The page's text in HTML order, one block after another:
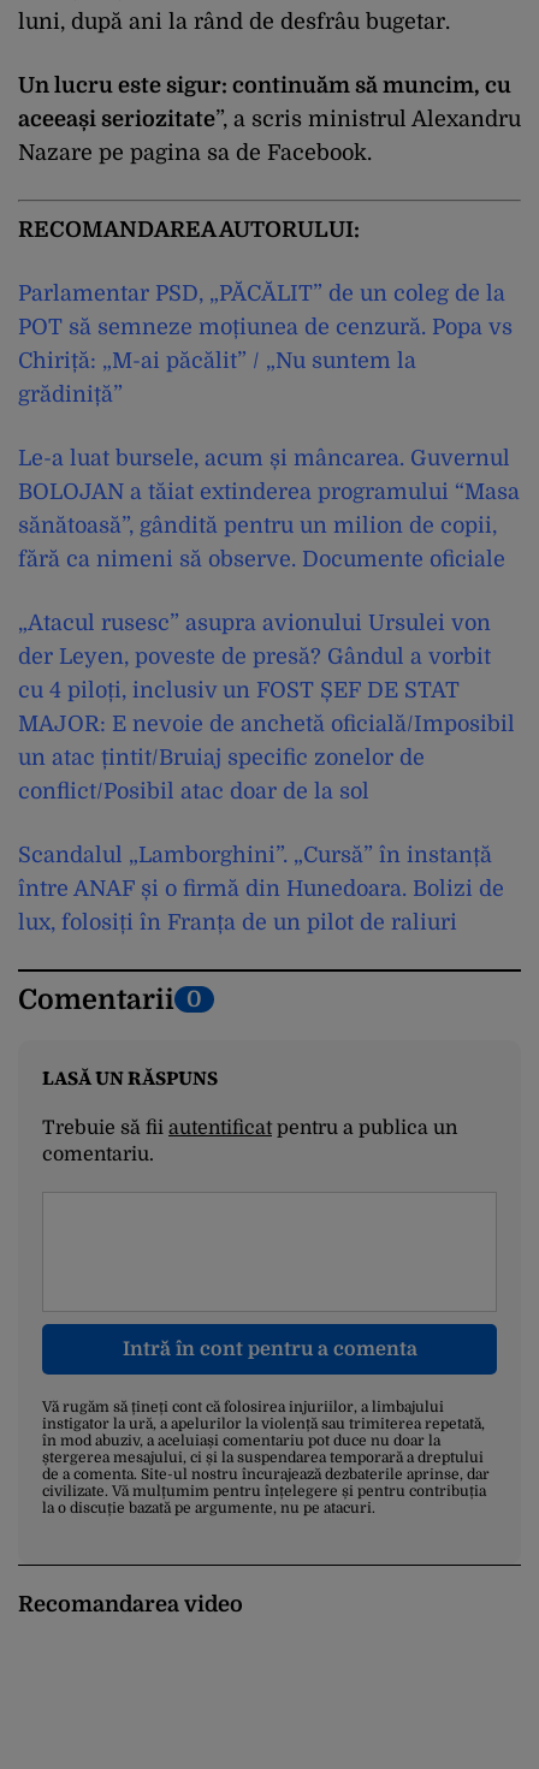
luni, după ani la rând de desfrâu bugetar.
Un lucru este sigur: continuăm să muncim, cu
aceeași seriozitate”, a scris ministrul Alexandru
Nazare pe pagina sa de Facebook.
RECOMANDAREA AUTORULUI:
Parlamentar PSD, „PĂCĂLIT” de un coleg de la
POT să semneze moțiunea de cenzură. Popa vs
Chiriță: „M-ai păcălit” / „Nu suntem la
grădiniță”
Le-a luat bursele, acum și mâncarea. Guvernul
BOLOJAN a tăiat extinderea programului “Masa
sănătoasă”, gândită pentru un milion de copii,
fără ca nimeni să observe. Documente oficiale
„Atacul rusesc” asupra avionului Ursulei von
der Leyen, poveste de presă? Gândul a vorbit
cu 4 piloți, inclusiv un FOST ȘEF DE STAT
MAJOR: E nevoie de anchetă oficială/Imposibil
un atac țintit/Bruiaj specific zonelor de
conflict/Posibil atac doar de la sol
Scandalul „Lamborghini”. „Cursă” în instanță
între ANAF și o firmă din Hunedoara. Bolizi de
lux, folosiți în Franța de un pilot de raliuri
Comentarii 0
LASĂ UN RĂSPUNS
Trebuie să fii autentificatpentru a publica un
comentariu.
Intră în cont pentru a comenta
Vă rugăm să țineți cont că folosirea injuriilor, a limbajului
instigator la ură, a apelurilor la violență sau trimiterea repetată,
în mod abuziv, a aceluiași comentariu pot duce nu doar la
ștergerea mesajului, ci și la suspendarea temporară a dreptului
de a comenta. Site-ul nostru încurajează dezbaterile aprinse, dar
civilizate. Vă mulțumim pentru înțelegere și pentru contribuția
la o discuție bazată pe argumente, nu pe atacuri.
Recomandarea video